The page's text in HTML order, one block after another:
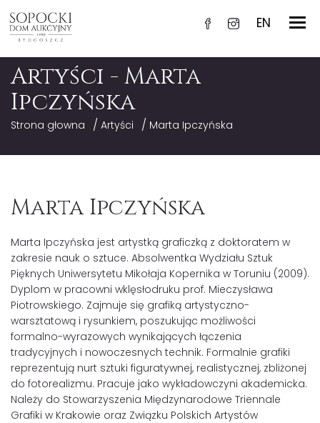
EN
Artyści - Marta
Ipczyńska
Strona głowna / Artyści / Marta Ipczyńska
Marta Ipczyńska
Marta Ipczyńska jest artystką graficzką z doktoratem w
zakresie nauk o sztuce. Absolwentka Wydziału Sztuk
Pięknych Uniwersytetu Mikołaja Kopernika w Toruniu (2009).
Dyplom w pracowni wklęsłodruku prof. Mieczysława
Piotrowskiego. Zajmuje się grafiką artystyczno-
warsztatową i rysunkiem, poszukując możliwości
formalno-wyrazowych wynikających łączenia
tradycyjnych i nowoczesnych technik. Formalnie grafiki
reprezentują nurt sztuki figuratywnej, realistycznej, zbliżonej
do fotorealizmu. Pracuje jako wykładowczyni akademicka.
Należy do Stowarzyszenia Międzynarodowe Triennale
Grafiki w Krakowie oraz Związku Polskich Artystów